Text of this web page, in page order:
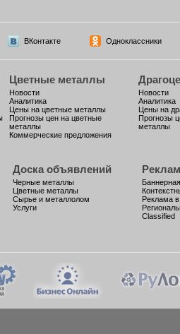
ВКонтакте Одноклассники
Цветные металлы
Новости
Аналитика
Цены на цветные металлы
Прогнозы цен на цветные
металлы
Коммерческие предложения
Новости
Аналитика
Цены на
Прогнозы
металлы
Доска объявлений
Черные металлы
Цветные металлы
Сырье и металлолом
Услуги
Реклама
Classified